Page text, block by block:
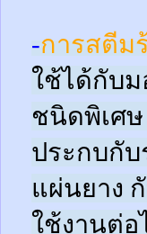
-การสตีม
ใช้ได้กับม
ชนิดพิเศ
ประกบกับ
แผ่นยาง
ใช้งานต่